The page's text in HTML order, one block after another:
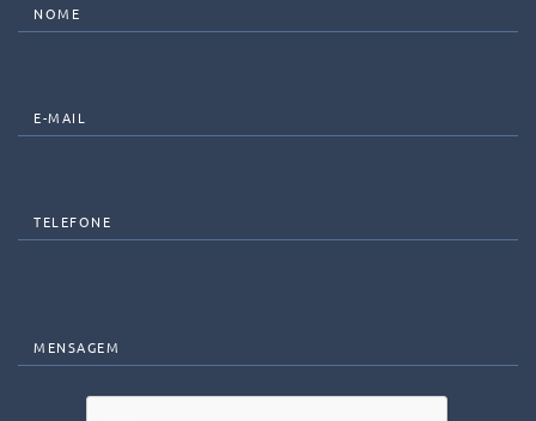
NOME
E-MAIL
TELEFONE
MENSAGEM